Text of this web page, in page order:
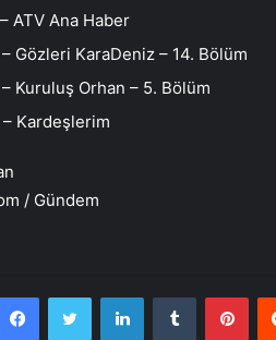
ATV Ana Haber
Gözleri KaraDeniz – 14. Bölüm
Kuruluş Orhan – 5. Bölüm
Kardeşlerim
/ Gündem
FacebookTwitter LinkedInTumblr